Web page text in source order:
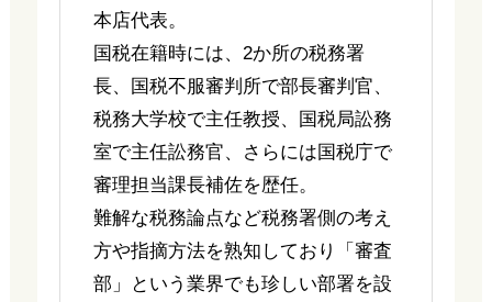
本店代表。
国税在籍時には、2か所の税務署
長、国税不服審判所で部長審判官、
税務大学校で主任教授、国税局訟務
室で主任訟務官、さらには国税庁で
審理担当課長補佐を歴任。
難解な税務論点など税務署側の考え
方や指摘方法を熟知しており「審査
部」という業界でも珍しい部署を設